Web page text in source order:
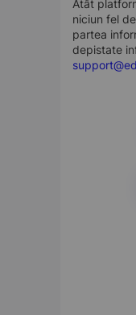
Atât
niciun fel
partea
depistate